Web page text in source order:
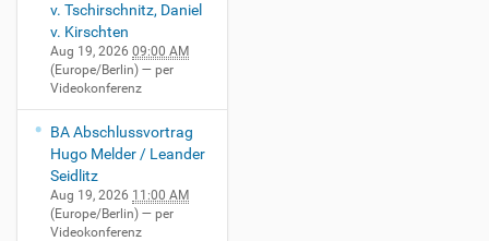
v. Tschirschnitz, Daniel
v. Kirschten
Aug 19, 2026 09:00 AM
(Europe/Berlin) — per
Videokonferenz
BA Abschlussvortrag
Hugo Melder / Leander
Seidlitz
Aug 19, 2026 11:00 AM
(Europe/Berlin) — per
Videokonferenz